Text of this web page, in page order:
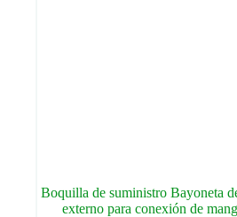
Boquilla de suministro Bayoneta
externo para conexión de